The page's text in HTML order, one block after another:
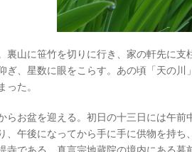
山に笹竹を切りに行き、家の軒先に支
ぎ、星数に眼をこらす。あの頃「天の川
った。
お盆を迎える。初日の十三日には午前
、午後になってから手に手に供物を持ち